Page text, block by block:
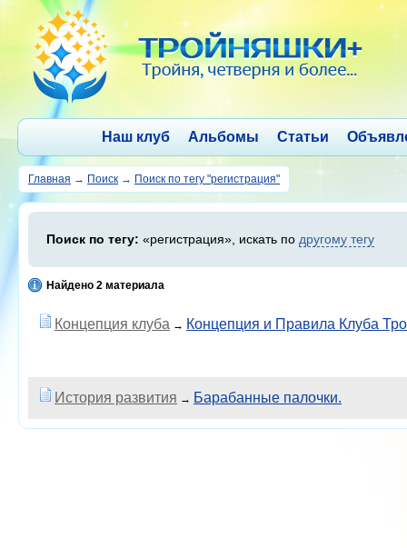
Наш клуб Альбомы Статьи
Главная → Поиск → Поиск по тегу "регистрация"
Поиск по тегу: «регистрация», искать по другому тегу
Найдено 2 материала
Концепция клуба → Концепция и Правила Клуба
История развития → Барабанные палочки.